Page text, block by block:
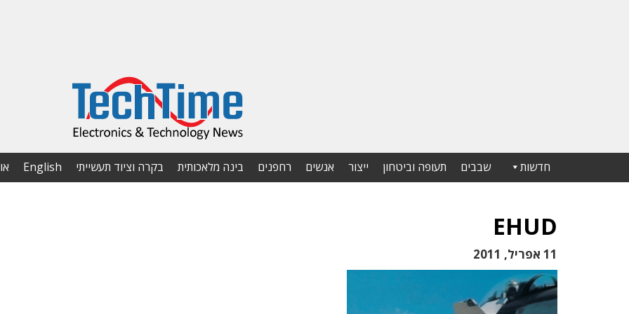
חדשות שבבים תעופה וביטחון ייצור אנשים רחפנים בינה מלאכותית בקרה וציוד תעשייתי English
EHUD
11 אפריל, 2011